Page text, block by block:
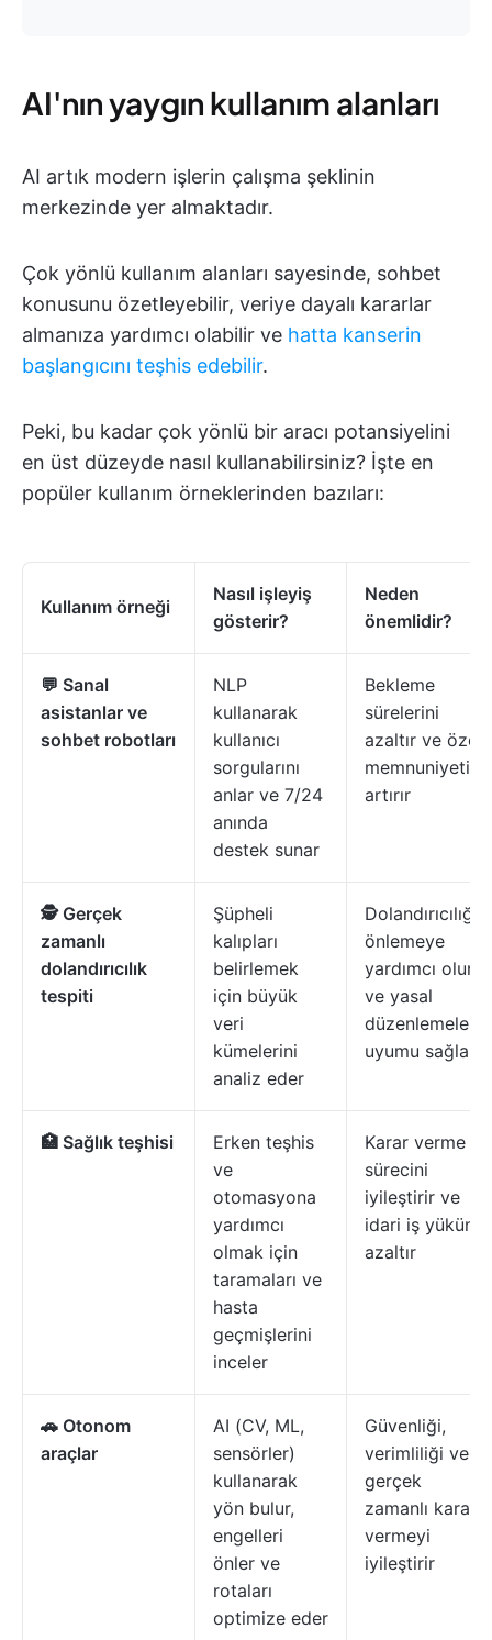
AI'nın yaygın kullanım alanları
AI artık modern işlerin çalışma şeklinin
merkezinde yer almaktadır.
Çok yönlü kullanım alanları sayesinde, sohbet
konusunu özetleyebilir, veriye dayalı kararlar
almanıza yardımcı olabilir ve hatta kanserin
başlangıcını teşhis edebilir.
Peki, bu kadar çok yönlü bir aracı potansiyelini
en üst düzeyde nasıl kullanabilirsiniz? İşte en
popüler kullanım örneklerinden bazıları:
Kullanım örneği
Nasıl işleyiş
gösterir?
Neden
önemlidir?
💬 Sanal
asistanlar ve
sohbet robotları
NLP
kullanarak
kullanıcı
sorgularını
anlar ve 7/24
anında
destek sunar
Bekleme
sürelerini
azaltır ve özel
memnuniyetini
artırır
🕵️ Gerçek
zamanlı
dolandırıcılık
tespiti
Şüpheli
kalıpları
belirlemek
için büyük
veri
kümelerini
analiz eder
Dolandırıcılığı
önlemeye
yardımcı olur
ve yasal
düzenlemelere
uyumu sağlar
🏥 Sağlık teşhisi
Erken teşhis
ve
otomasyona
yardımcı
olmak için
taramaları ve
hasta
geçmişlerini
inceler
Karar verme
sürecini
iyileştirir ve
idari iş yükünü
azaltır
🚗 Otonom
araçlar
AI (CV, ML,
sensörler)
kullanarak
yön bulur,
engelleri
önler ve
rotaları
optimize eder
Güvenliği,
verimliliği ve
gerçek
zamanlı karar
vermeyi
iyileştirir